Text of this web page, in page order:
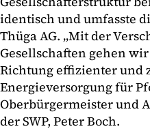
identisch und umfasste
Thüga AG. „Mit der
Gesellschaften gehen
Richtung effizienter und
Energieversorgung für
Oberbürgermeister und
der SWP, Peter Boch.